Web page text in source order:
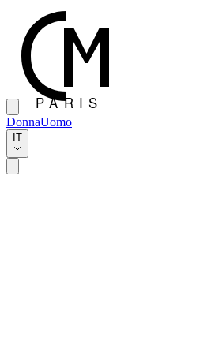
DonnaUomo
IT